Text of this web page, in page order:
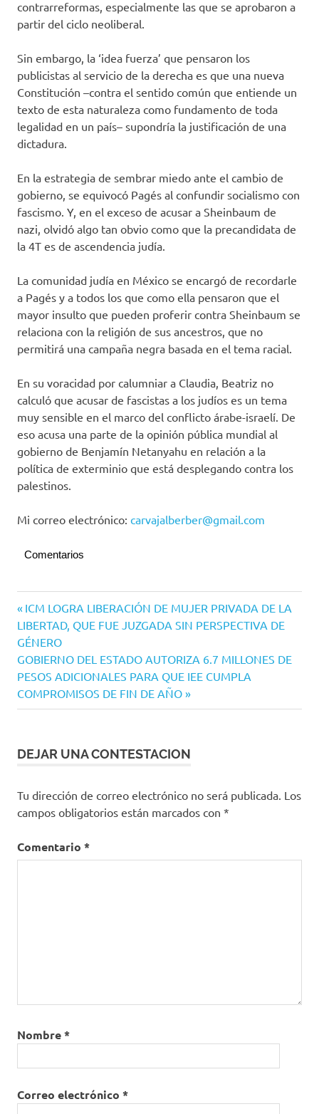
contrarreformas, especialmente las que se aprobaron a
partir del ciclo neoliberal.
Sin embargo, la ‘idea fuerza’ que pensaron los
publicistas al servicio de la derecha es que una nueva
Constitución –contra el sentido común que entiende un
texto de esta naturaleza como fundamento de toda
legalidad en un país– supondría la justificación de una
dictadura.
En la estrategia de sembrar miedo ante el cambio de
gobierno, se equivocó Pagés al confundir socialismo con
fascismo. Y, en el exceso de acusar a Sheinbaum de
nazi, olvidó algo tan obvio como que la precandidata de
la 4T es de ascendencia judía.
La comunidad judía en México se encargó de recordarle
a Pagés y a todos los que como ella pensaron que el
mayor insulto que pueden proferir contra Sheinbaum se
relaciona con la religión de sus ancestros, que no
permitirá una campaña negra basada en el tema racial.
En su voracidad por calumniar a Claudia, Beatriz no
calculó que acusar de fascistas a los judíos es un tema
muy sensible en el marco del conflicto árabe-israelí. De
eso acusa una parte de la opinión pública mundial al
gobierno de Benjamín Netanyahu en relación a la
política de exterminio que está desplegando contra los
palestinos.
Mi correo electrónico: carvajalberber@gmail.com
Comentarios
Navegación
de
entradas
Entrada
anterior:
ICM LOGRA LIBERACIÓN DE MUJER PRIVADA DE LA
LIBERTAD, QUE FUE JUZGADA SIN PERSPECTIVA DE
GÉNERO
Siguiente
entrada:
GOBIERNO DEL ESTADO AUTORIZA 6.7 MILLONES DE
PESOS ADICIONALES PARA QUE IEE CUMPLA
COMPROMISOS DE FIN DE AÑO
DEJAR UNA CONTESTACION
Tu dirección de correo electrónico no será publicada. Los
campos obligatorios están marcados con *
Comentario *
Nombre*
Correo electrónico *